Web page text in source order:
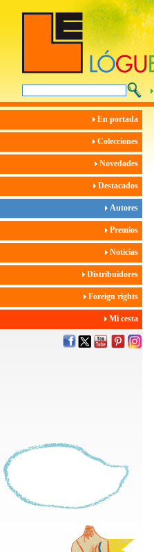
En portada
Colecciones
Novedades
Destacados
Autores
Premios
Noticias
Distribuidores
Foreign rights
Mi cesta